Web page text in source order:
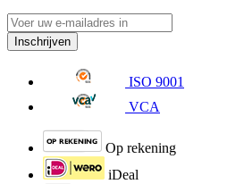
Inschrijven
ISO 9001
VCA
Op rekening
iDeal